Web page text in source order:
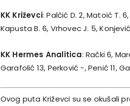
KK Križevci: Palčić D. 2, Matoić T.
Kapusta B. 6, Vrhovec J. 5,
KK Hermes Analitica: Rački 6,
Garafolić 13, Perković -, Penić 11,
Ovog puta Križevci su se okušali